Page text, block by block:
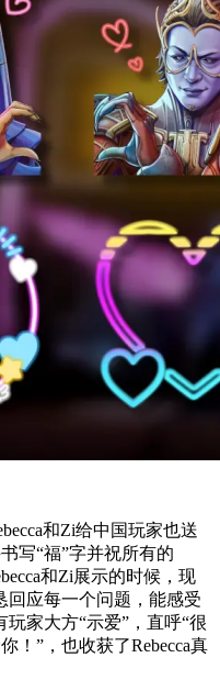
和Zi给中国玩家也送
写“福”字并祝所有的
和Zi展示的时候，现
回应每一个问题，能感受
家大方“示爱”，直呼“很
！”，也收获了Rebecca真